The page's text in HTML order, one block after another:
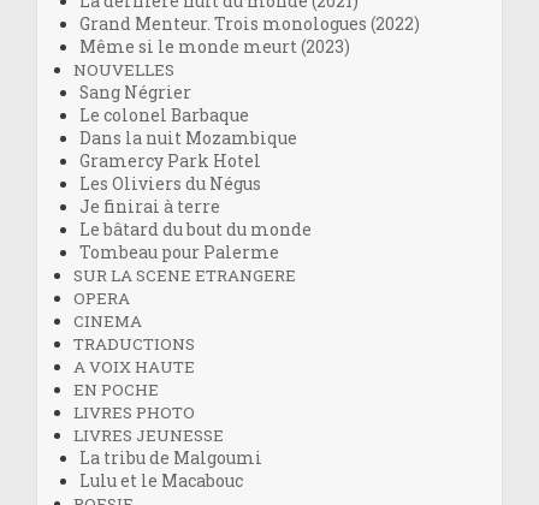
Grand Menteur. Trois monologues (2022)
Même si le monde meurt (2023)
NOUVELLES
Sang Négrier
Le colonel Barbaque
Dans la nuit Mozambique
Gramercy Park Hotel
Les Oliviers du Négus
Je finirai à terre
Le bâtard du bout du monde
Tombeau pour Palerme
SUR LA SCENE ETRANGERE
OPERA
CINEMA
TRADUCTIONS
A VOIX HAUTE
EN POCHE
LIVRES PHOTO
LIVRES JEUNESSE
La tribu de Malgoumi
Lulu et le Macabouc